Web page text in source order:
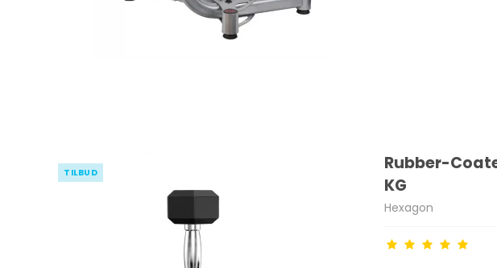
TILBUD
Rubber-
KG
Hexagon